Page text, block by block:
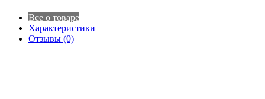
Все о товаре
Характеристики
Отзывы (0)